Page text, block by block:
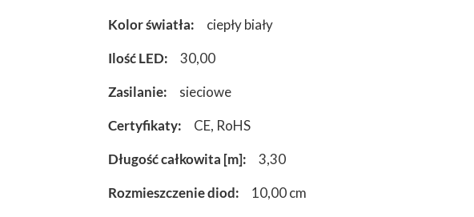
Kolor światła
ciepły biały
Ilość LED
30,00
Zasilanie
sieciowe
Certyfikaty
CE RoHS
Długość całkowita [m]
3,30
Rozmieszczenie diod
10,00 cm